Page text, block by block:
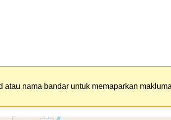
atau nama bandar untuk memaparkan